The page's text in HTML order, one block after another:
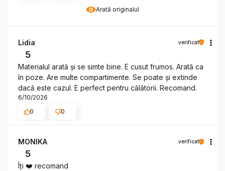
Arată originalul
Lidia verificat
5
Materialul arată și se simte bine. E cusut frumos. Arată ca
în poze. Are multe compartimente. Se poate și extinde
dacă este cazul. E perfect pentru călătorii. Recomand.
6/10/2026
0
0
MONIKA verificat
5
Îți ❤️ recomand